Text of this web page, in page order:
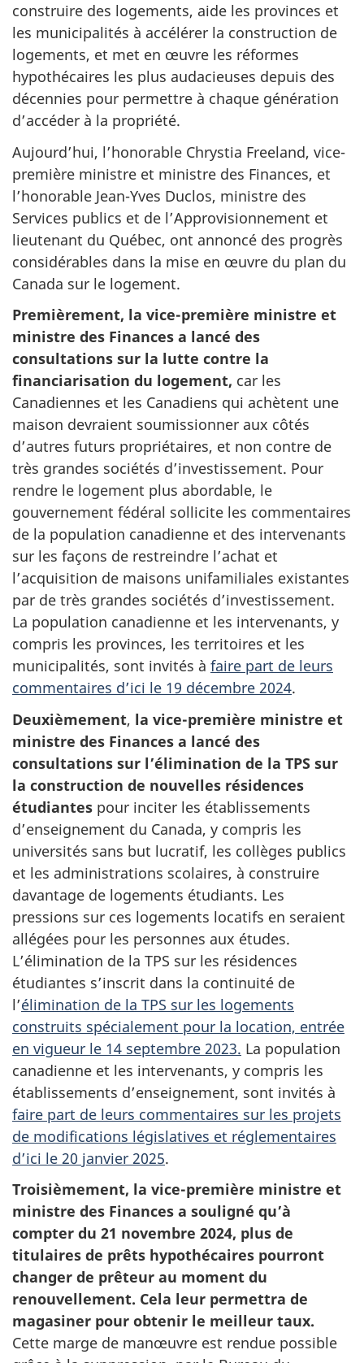
construire des logements, aide les provinces et
les municipalités à accélérer la construction de
logements, et met en œuvre les réformes
hypothécaires les plus audacieuses depuis des
décennies pour permettre à chaque génération
d’accéder à la propriété.
Aujourd’hui, l’honorable Chrystia Freeland, vice-
première ministre et ministre des Finances, et
l’honorable Jean-Yves Duclos, ministre des
Services publics et de l’Approvisionnement et
lieutenant du Québec, ont annoncé des progrès
considérables dans la mise en œuvre du plan du
Canada sur le logement.
Premièrement, la vice-première ministre et
ministre des Finances a lancé des
consultations sur la lutte contre la
financiarisation du logement, car les
Canadiennes et les Canadiens qui achètent une
maison devraient soumissionner aux côtés
d’autres futurs propriétaires, et non contre de
très grandes sociétés d’investissement. Pour
rendre le logement plus abordable, le
gouvernement fédéral sollicite les commentaires
de la population canadienne et des intervenants
sur les façons de restreindre l’achat et
l’acquisition de maisons unifamiliales existantes
par de très grandes sociétés d’investissement.
La population canadienne et les intervenants, y
compris les provinces, les territoires et les
municipalités, sont invités à faire part de leurs
commentaires d’ici le 19 décembre 2024.
Deuxièmement, la vice-première ministre et
ministre des Finances a lancé des
consultations sur l’élimination de la TPS sur
la construction de nouvelles résidences
étudiantes pour inciter les établissements
d’enseignement du Canada, y compris les
universités sans but lucratif, les collèges publics
et les administrations scolaires, à construire
davantage de logements étudiants. Les
pressions sur ces logements locatifs en seraient
allégées pour les personnes aux études.
L’élimination de la TPS sur les résidences
étudiantes s’inscrit dans la continuité de
l’élimination de la TPS sur les logements
construits spécialement pour la location, entrée
en vigueur le 14 septembre 2023. La population
canadienne et les intervenants, y compris les
établissements d’enseignement, sont invités à
faire part de leurs commentaires sur les projets
de modifications législatives et réglementaires
d’ici le 20 janvier 2025.
Troisièmement, la vice-première ministre et
ministre des Finances a souligné qu’à
compter du 21 novembre 2024, plus de
titulaires de prêts hypothécaires pourront
changer de prêteur au moment du
renouvellement. Cela leur permettra de
magasiner pour obtenir le meilleur taux.
Cette marge de manœuvre est rendue possible